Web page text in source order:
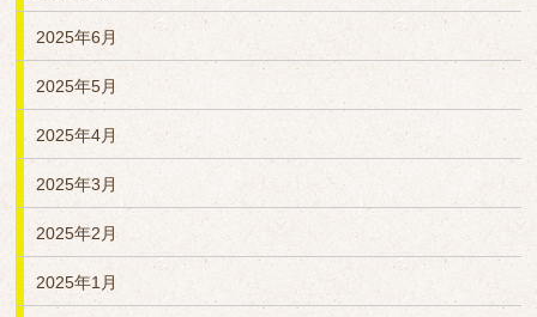
2025年6月
2025年5月
2025年4月
2025年3月
2025年2月
2025年1月